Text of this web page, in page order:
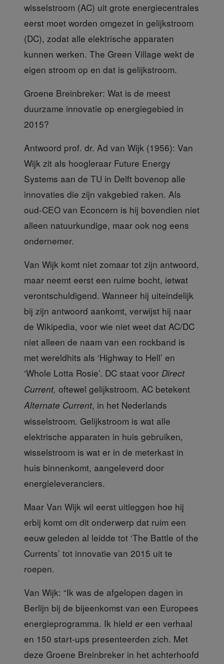
wisselstroom (AC) uit grote energiecentrales
eerst moet worden omgezet in gelijkstroom
(DC), zodat alle elektrische apparaten
kunnen werken. The Green Village wekt de
eigen stroom op en dat is gelijkstroom.
Groene Breinbreker: Wat is de meest
duurzame innovatie op energiegebied in
2015?
Antwoord prof. dr. Ad van Wijk (1956): Van
Wijk zit als hoogleraar Future Energy
Systems aan de TU in Delft bovenop alle
innovaties die zijn vakgebied raken. Als
oud-CEO van Econcern is hij bovendien niet
alleen natuurkundige, maar ook nog eens
ondernemer.
Van Wijk komt niet zomaar tot zijn antwoord,
maar neemt eerst een ruime bocht, ietwat
verontschuldigend. Wanneer hij uiteindelijk
bij zijn antwoord aankomt, verwijst hij naar
de Wikipedia, voor wie niet weet dat AC/DC
niet alleen de naam van een rockband is
met wereldhits als ‘Highway to Hell’ en
‘Whole Lotta Rosie’. DC staat voor Direct
Current, oftewel gelijkstroom. AC betekent
Alternate Current, in het Nederlands
wisselstroom. Gelijkstroom is wat alle
elektrische apparaten in huis gebruiken,
wisselstroom is wat er in de meterkast in
huis binnenkomt, aangeleverd door
energieleveranciers.
Maar Van Wijk wil eerst uitleggen hoe hij
erbij komt om dit onderwerp dat ruim een
eeuw geleden al leidde tot ‘The Battle of the
Currents’ tot innovatie van 2015 uit te
roepen.
Van Wijk: “Ik was de afgelopen dagen in
Berlijn bij de bijeenkomst van een Europees
energieprogramma. Ik hield er een verhaal
en 150 start-ups presenteerden zich. Met
deze Groene Breinbreker in het achterhoofd